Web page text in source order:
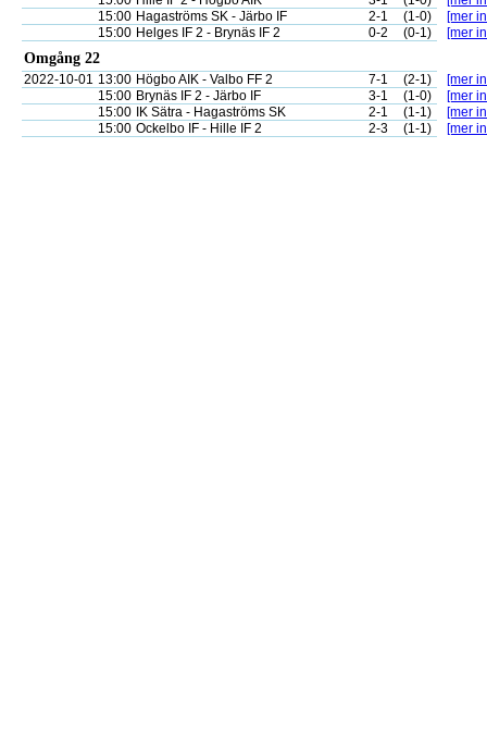
15:00 Hagaströms SK - Järbo IF 2-1 (1-0)
[mer
15:00 Helges IF 2 - Brynäs IF 2 0-2 (0-1) [mer
Omgång 22
2022-10-01 13:00 Högbo AIK - Valbo FF 2 7-1 (2-1)
[mer
15:00 Brynäs IF 2 - Järbo IF 3-1 (1-0)
[mer
15:00
IK Sätra - Hagaströms SK 2-1 (1-1)
[mer
15:00 Ockelbo IF - Hille IF 2 2-3 (1-1) [mer